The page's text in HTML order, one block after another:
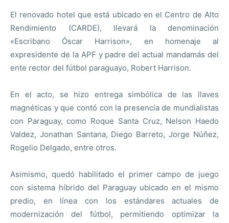
El renovado hotel que está ubicado en el Centro de Alto
Rendimiento (CARDE), llevará la denominación
«Escribano Óscar Harrison», en homenaje al
expresidente de la APF y padre del actual mandamás del
ente rector del fútbol paraguayo, Robert Harrison.
En el acto, se hizo entrega simbólica de las llaves
magnéticas y que contó con la presencia de mundialistas
con Paraguay, como Roque Santa Cruz, Nelson Haedo
Valdez, Jonathan Santana, Diego Barreto, Jorge Núñez,
Rogelio Delgado, entre otros.
Asimismo, quedó habilitado el primer campo de juego
con sistema híbrido del Paraguay ubicado en el mismo
predio, en línea con los estándares actuales de
modernización del fútbol, permitiendo optimizar la